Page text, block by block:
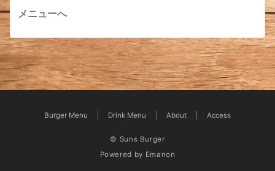
メニューへ
Burger Menu Drink Menu About Access
© Suns Burger
Powered by Emanon